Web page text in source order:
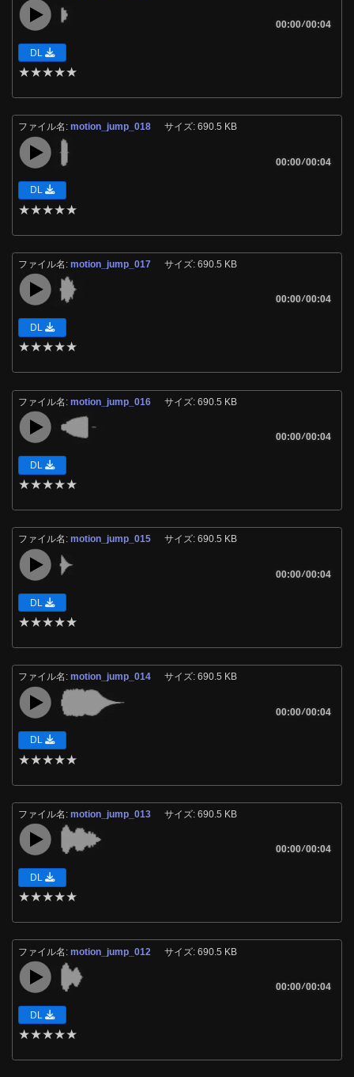
00:00/00:04
DL
★★★★★
ファイル名:motion_jump_018 サイズ: 690.5 KB
00:00/00:04
DL
★★★★★
ファイル名:motion_jump_017 サイズ: 690.5 KB
00:00/00:04
DL
★★★★★
ファイル名:motion_jump_016 サイズ: 690.5 KB
00:00/00:04
DL
★★★★★
ファイル名:motion_jump_015 サイズ: 690.5 KB
00:00/00:04
DL
★★★★★
ファイル名:motion_jump_014 サイズ: 690.5 KB
00:00/00:04
DL
★★★★★
ファイル名:motion_jump_013 サイズ: 690.5 KB
00:00/00:04
DL
★★★★★
ファイル名:motion_jump_012 サイズ: 690.5 KB
00:00/00:04
DL
★★★★★